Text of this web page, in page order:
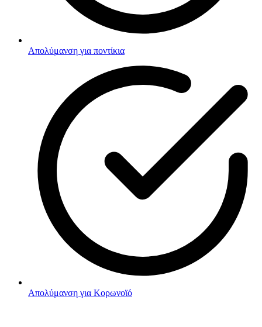
Απολύμανση για ποντίκια
Απολύμανση για Κορωνοϊό